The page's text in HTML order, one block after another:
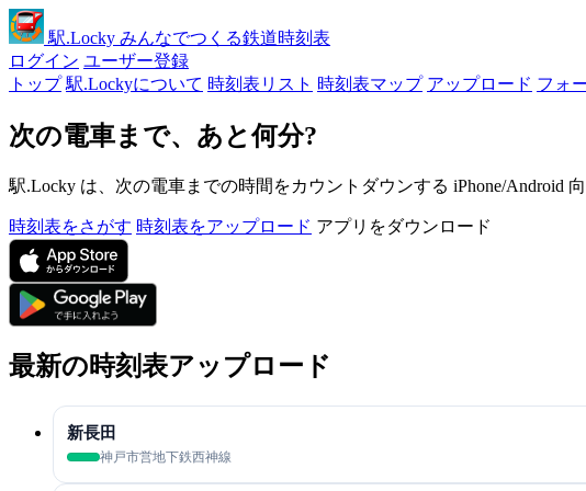
駅.Locky みんなでつくる鉄道時刻表
ログイン ユーザー登録
トップ 駅.Lockyについて 時刻表リスト 時刻表マップ アップロード フォ
次の電車まで、あと何分?
駅.Locky は、次の電車までの時間をカウントダウンする iPhone/Android
時刻表をさがす 時刻表をアップロード アプリをダウンロード
最新の時刻表アップロード
新長田
神戸市営地下鉄西神線